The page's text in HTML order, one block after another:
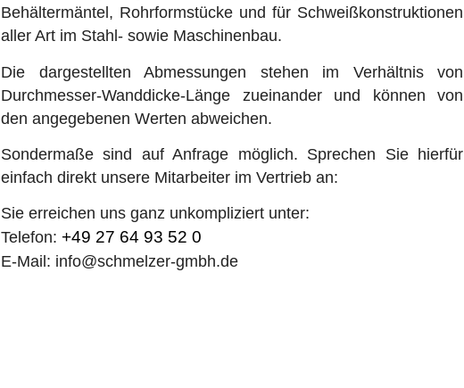
Behältermäntel, Rohrformstücke und für Schweißkonstruktionen
aller Art im Stahl- sowie Maschinenbau.
Die dargestellten Abmessungen stehen im Verhältnis von
Durchmesser-Wanddicke-Länge zueinander und können von
den angegebenen Werten abweichen.
Sondermaße sind auf Anfrage möglich. Sprechen Sie hierfür
einfach direkt unsere Mitarbeiter im Vertrieb an:
Sie erreichen uns ganz unkompliziert unter:
Telefon: +49 27 64 93 52 0
E-Mail: @